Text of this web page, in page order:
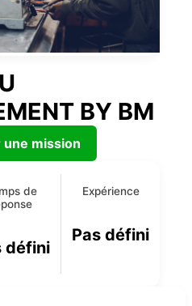
BY BM
une mission
de
défini
Expérience
Pas défini